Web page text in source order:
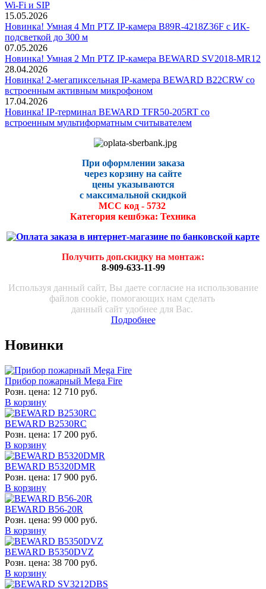
Wi-Fi и SIP
15.05.2026
Новинка! Умная 4 Мп PTZ IP-камера B89R-4218Z36F с ИК-
подсветкой до 300 м
07.05.2026
Новинка! Умная 2 Мп PTZ IP-камера BEWARD SV2018-MR12
28.04.2026
Новинка! 2-мегапиксельная IP-камера BEWARD B22CRW со
встроенным активным микрофоном
17.04.2026
Новинка! IP-терминал BEWARD TFR50-205RT со
встроенным мультиформатным считывателем
При оформлении заказа
через корзину на сайте
цены указываются
с максимальной скидкой
МСС код - 5732
Категория кешбэка: Техника
Получить доп.скидку на монтаж:
8-909-633-11-99
Используя данный сайт, Вы даете согласие на использование
файлов cookie, помогающих нам сделать
данный сайт удобнее для Вас.
Подробнее
Новинки
Прибор пожарный Mega Fire
Розн. цена: 12 710 руб.
В корзину
BEWARD B2530RC
Розн. цена: 17 200 руб.
В корзину
BEWARD B5320DMR
Розн. цена: 17 900 руб.
В корзину
BEWARD B56-20R
Розн. цена: 99 000 руб.
В корзину
BEWARD B5350DVZ
Розн. цена: 38 700 руб.
В корзину